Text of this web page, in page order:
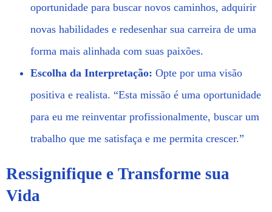
oportunidade para buscar novos caminhos, adquirir
novas habilidades e redesenhar sua carreira de uma
forma mais alinhada com suas paixões.
Escolha da Interpretação: Opte por uma visão
positiva e realista. “Esta missão é uma oportunidade
para eu me reinventar profissionalmente, buscar um
trabalho que me satisfaça e me permita crescer.”
Ressignifique e Transforme sua
Vida